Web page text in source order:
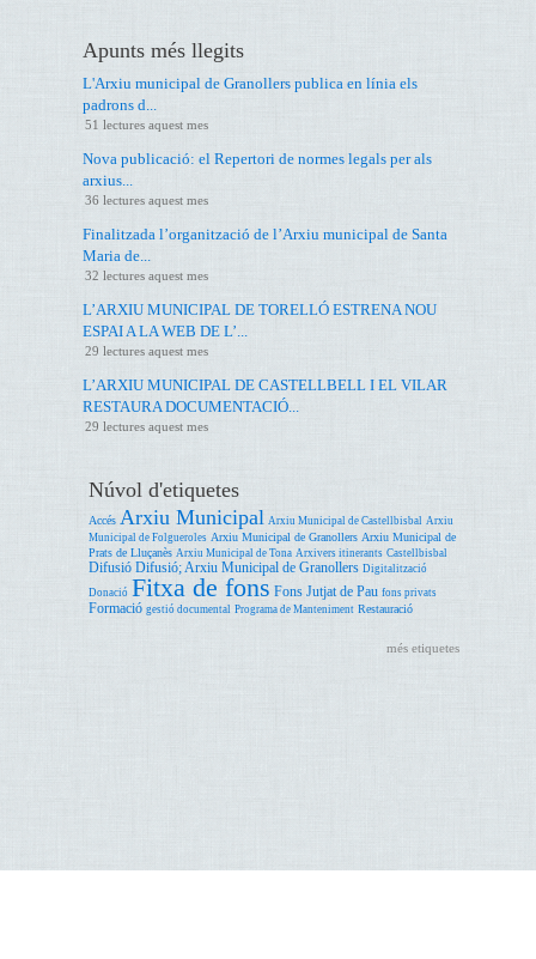
Apunts més llegits
L'Arxiu municipal de Granollers publica en línia els
padrons d...
51 lectures aquest mes
Nova publicació: el Repertori de normes legals per als
arxius...
36 lectures aquest mes
Finalitzada l’organització de l’Arxiu municipal de Santa
Maria de...
32 lectures aquest mes
L’ARXIU MUNICIPAL DE TORELLÓ ESTRENA NOU
ESPAI A LA WEB DE L’...
29 lectures aquest mes
L’ARXIU MUNICIPAL DE CASTELLBELL I EL VILAR
RESTAURA DOCUMENTACIÓ...
29 lectures aquest mes
Núvol d'etiquetes
Accés Arxiu Municipal Arxiu Municipal de Castellbisbal Arxiu
Municipal de Folgueroles Arxiu Municipal de Granollers Arxiu Municipal de
Prats de Lluçanès Arxiu Municipal de Tona Arxivers itinerants Castellbisbal
Difusió Difusió; Arxiu Municipal de Granollers Digitalització
Donació Fitxa de fons Fons Jutjat de Pau fons privats
Formació gestió documental Programa de Manteniment Restauració
més etiquetes